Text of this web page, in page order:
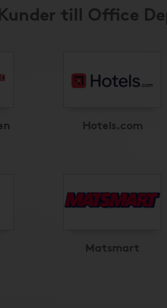
till Office
Hotels.com
Matsmart